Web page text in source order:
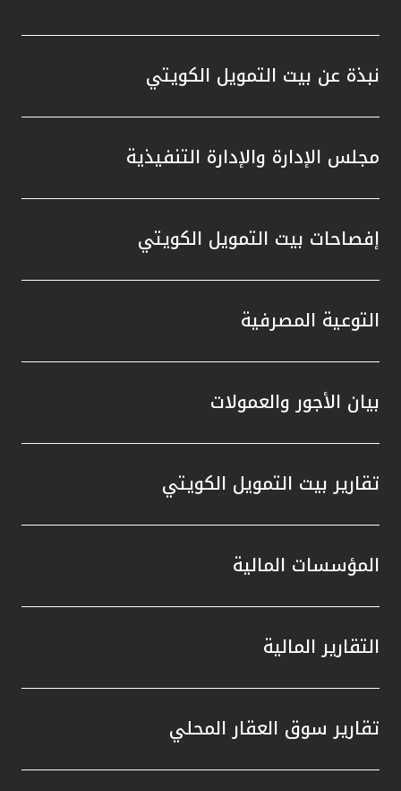
نبذة عن بيت التمويل الكويتي
مجلس الإدارة والإدارة التنفيذية
إفصاحات بيت التمويل الكويتي
التوعية المصرفية
بيان الأجور والعمولات
تقارير بيت التمويل الكويتي
المؤسسات المالية
التقارير المالية
تقارير سوق العقار المحلي